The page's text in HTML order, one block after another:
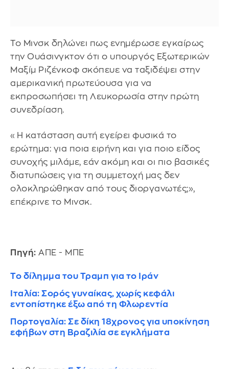
Το Μινσκ δηλώνει πως ενημέρωσε εγκαίρως
την Ουάσινγκτον ότι ο υπουργός Εξωτερικών
Μαξίμ Ριζένκοφ σκόπευε να ταξιδέψει στην
αμερικανική πρωτεύουσα για να
εκπροσωπήσει τη Λευκορωσία στην πρώτη
συνεδρίαση.
«Η κατάσταση αυτή εγείρει φυσικά το
ερώτημα: για ποια ειρήνη και για ποιο είδος
συνοχής μιλάμε, εάν ακόμη και οι πιο βασικές
διατυπώσεις για τη συμμετοχή μας δεν
ολοκληρώθηκαν από τους διοργανωτές;»,
επέκρινε το Μινσκ.
Πηγή: ΑΠΕ - ΜΠΕ
Το δίλημμα του Τραμπ για το Ιράν
Ιταλία: Σορός γυναίκας, χωρίς κεφάλι
εντοπίστηκε έξω από τη Φλωρεντία
Πορτογαλία: Σε δίκη 18χρονος για υποκίνηση
εφήβων στη Βραζιλία σε εγκλήματα